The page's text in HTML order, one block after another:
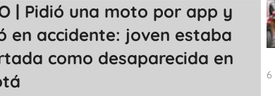
| Pidió una moto por app y
en accidente: joven estaba
como desaparecida en
6